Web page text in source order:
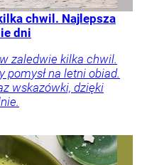
chwil. Najlepsza
dni
zaledwie kilka chwil.
pomysł na letni obiad.
wskazówki, dzięki